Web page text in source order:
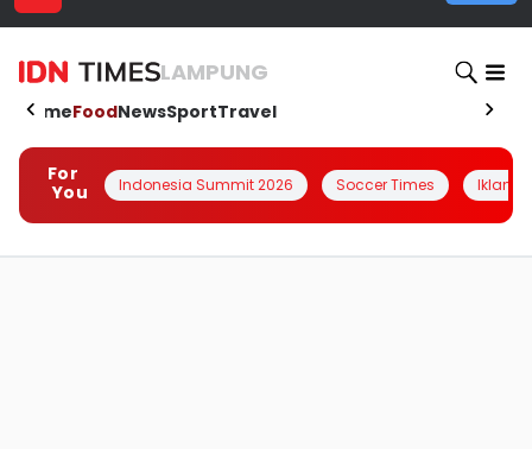
LAMPUNG
HomeFoodNewsSportTravel
For
You
Indonesia Summit 2026 Soccer Times Iklanin